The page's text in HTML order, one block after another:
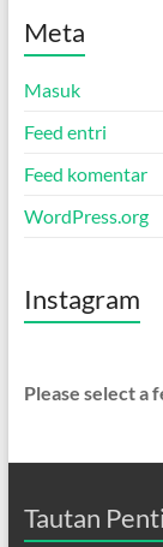
Meta
Masuk
Feed entri
Feed komentar
WordPress.org
Instagram
Please select a
Tautan